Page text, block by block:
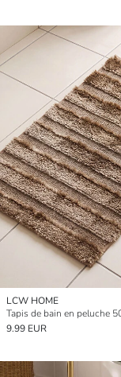
LCW HOME
Tapis de bain en peluche
9.99 EUR